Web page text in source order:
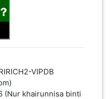
VIPDB
(Nur khairunnisa binti